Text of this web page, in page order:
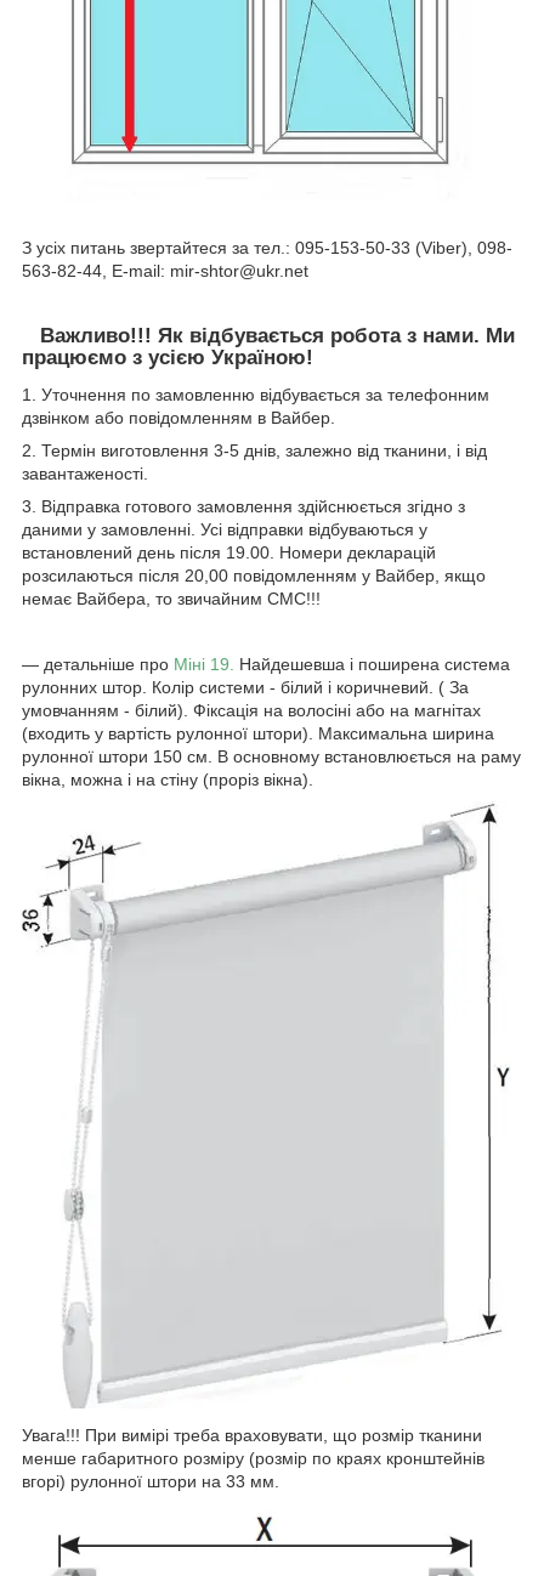
З усіх питань звертайтеся за тел.: 095-153-50-33 (Viber), 098-
563-82-44, E-mail: mir-shtor@ukr.net
Важливо!!! Як відбувається робота з нами. Ми
працюємо з усією Україною!
1. Уточнення по замовленню відбувається за телефонним
дзвінком або повідомленням в Вайбер.
2. Термін виготовлення 3-5 днів, залежно від тканини, і від
завантаженості.
3. Відправка готового замовлення здійснюється згідно з
даними у замовленні. Усі відправки відбуваються у
встановлений день після 19.00. Номери декларацій
розсилаються після 20,00 повідомленням у Вайбер, якщо
немає Вайбера, то звичайним СМС!!!
― детальніше про Міні 19. Найдешевша і поширена система
рулонних штор. Колір системи - білий і коричневий. ( За
умовчанням - білий). Фіксація на волосіні або на магнітах
(входить у вартість рулонної штори). Максимальна ширина
рулонної штори 150 см. В основному встановлюється на раму
вікна, можна і на стіну (проріз вікна).
Увага!!! При вимірі треба враховувати, що розмір тканини
менше габаритного розміру (розмір по краях кронштейнів
вгорі) рулонної штори на 33 мм.